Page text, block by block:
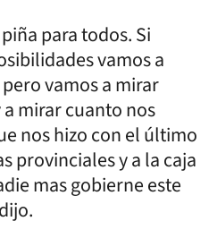
para todos. Si
vamos a
vamos a mirar
mirar cuanto nos
nos hizo con el último
provinciales y a la caja
mas gobierne este